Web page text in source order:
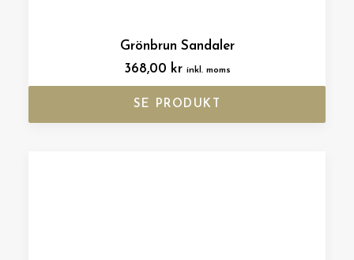
Grönbrun Sandaler
368,00 kr inkl. moms
SE PRODUKT